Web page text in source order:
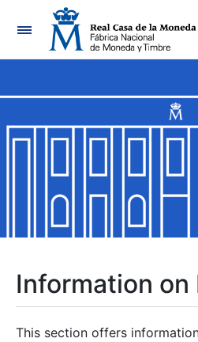
Navigation
Show/Hide
Show/Hide
Show/Hide
Information on
This section offers